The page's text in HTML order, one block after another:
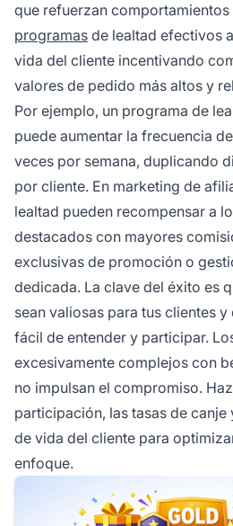
que refuerzan
programas de lealtad efectivos
vida del cliente incentivando
valores de pedido más altos y
Por ejemplo, un programa de
puede aumentar la frecuencia
veces por semana, duplicando
por cliente. En marketing de
lealtad pueden recompensar a
destacados con mayores
exclusivas de promoción o
dedicada. La clave del éxito es
sean valiosas para tus clientes
fácil de entender y participar.
excesivamente complejos con
no impulsan el compromiso.
participación, las tasas de
de vida del cliente para
enfoque.